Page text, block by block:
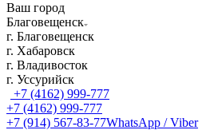
Ваш город
Благовещенск
г. Благовещенск
г. Хабаровск
г. Владивосток
г. Уссурийск
+7 (4162) 999-777
+7 (4162) 999-777
+7 (914) 567-83-77WhatsApp / Viber